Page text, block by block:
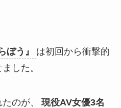
ぼう』
は初回から衝撃的
した。
のが、
現役AV女優3名